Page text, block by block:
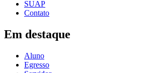
SUAP
Contato
Em destaque
Aluno
Egresso